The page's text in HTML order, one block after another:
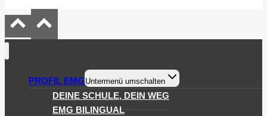
PROFIL EMG Untermenü umschalten
DEINE SCHULE, DEIN WEG
EMG BILINGUAL